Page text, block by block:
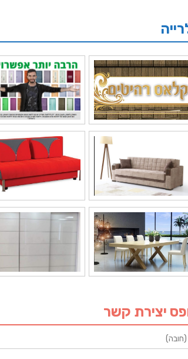
יצירת קשר